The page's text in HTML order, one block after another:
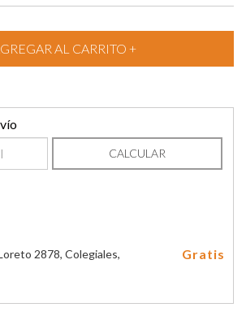
CALCULAR
2878, Colegiales,
Gratis